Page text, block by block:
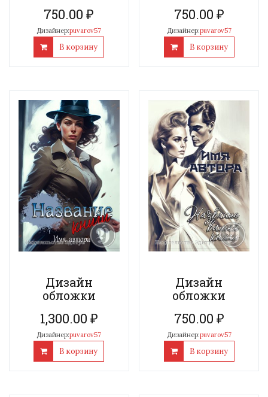
750.00₽
Дизайнер:puvarov57
В корзину
750.00 ₽
Дизайнер:puvarov57
В корзину
Дизайн
обложки
1,300.00 ₽
Дизайнер:puvarov57
В корзину
Дизайн
обложки
750.00 ₽
Дизайнер:puvarov57
В корзину